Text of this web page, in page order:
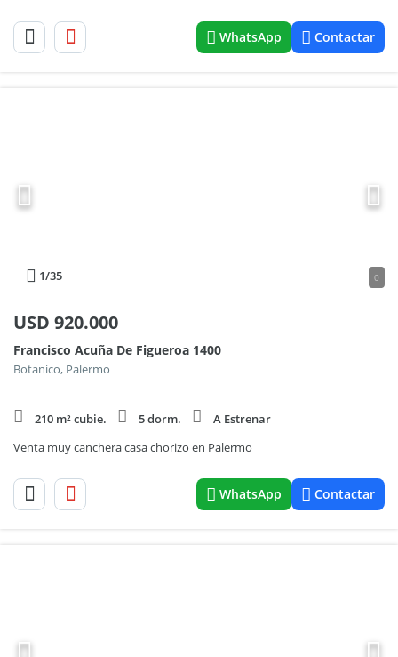
WhatsApp Contactar
1/35 0
USD 920.000
Francisco Acuña De Figueroa 1400
Botanico, Palermo
210 m² cubie. 5 dorm.
A Estrenar
Venta muy canchera casa chorizo en Palermo
WhatsApp Contactar